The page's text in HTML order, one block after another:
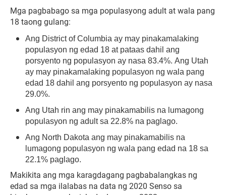
Mga pagbabago sa mga populasyong adult at wala pang
18 taong gulang:
Ang District of Columbia ay may pinakamalaking
populasyon ng edad 18 at pataas dahil ang
porsyento ng populasyon ay nasa 83.4%. Ang Utah
ay may pinakamalaking populasyon ng wala pang
edad 18 dahil ang porsyento ng populasyon ay nasa
29.0%.
Ang Utah rin ang may pinakamabilis na lumagong
populasyon ng adult sa 22.8% na paglago.
Ang North Dakota ang may pinakamabilis na
lumagong populasyon ng wala pang edad na 18 sa
22.1% paglago.
Makikita ang mga karagdagang pagbabalangkas ng
edad sa mga ilalabas na data ng 2020 Senso sa